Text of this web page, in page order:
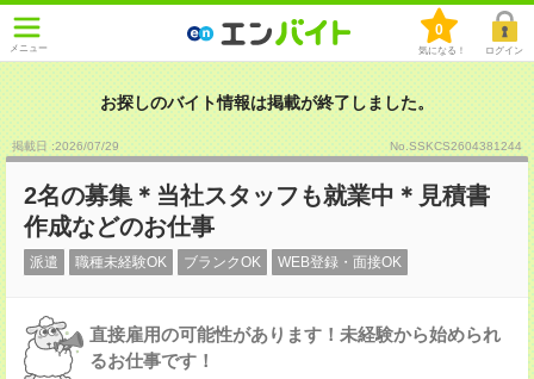
メニュー
0
気になる！ ログイン
お探しのバイト情報は掲載が終了しました。
掲載日 :2026/07/29 No.SSKCS2604381244
2名の募集＊当社スタッフも就業中＊見積書
作成などのお仕事
派遣 職種未経験OK ブランクOK WEB登録・面接OK
直接雇用の可能性があります！未経験から始められ
るお仕事です！